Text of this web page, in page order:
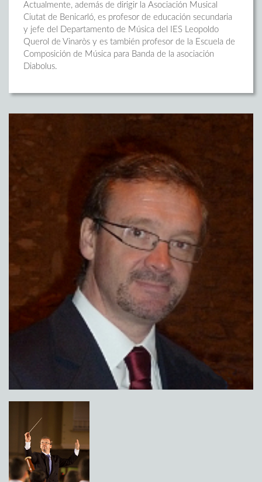
Actualmente, además de dirigir la Asociación Musical
Ciutat de Benicarló, es profesor de educación secundaria
y jefe del Departamento de Música del IES Leopoldo
Querol de Vinaròs y es también profesor de la Escuela de
Composición de Música para Banda de la asociación
Diabolus.